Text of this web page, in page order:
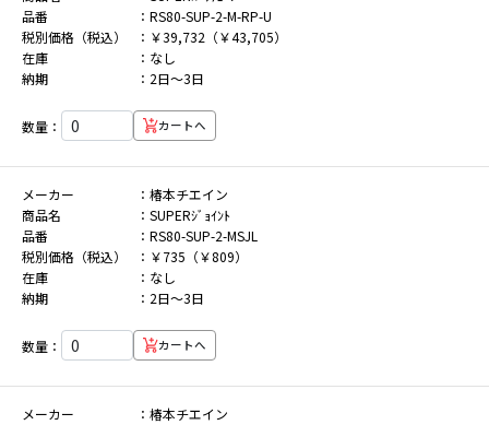
品番
RS80-SUP-2-M-RP-U
税別価格（税込）
￥39,732（￥43,705）
在庫
なし
納期
2日～3日
数量： カートへ
メーカー
椿本チエイン
商品名
SUPERｼﾞｮｲﾝﾄ
品番
RS80-SUP-2-MSJL
税別価格（税込）
￥735（￥809）
在庫
なし
納期
2日～3日
数量： カートへ
メーカー
椿本チエイン